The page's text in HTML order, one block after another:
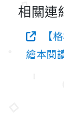
相關連
【
繪本閱